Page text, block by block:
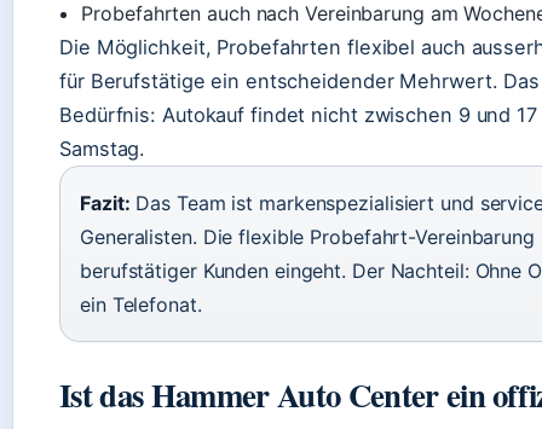
Probefahrten auch nach Vereinbarung am
Die Möglichkeit, Probefahrten flexibel auch
für Berufstätige ein entscheidender Mehrwert.
Bedürfnis: Autokauf findet nicht zwischen 9 und
Samstag.
Fazit: Das Team ist markenspezialisiert und
Generalisten. Die flexible Probefahrt-
berufstätiger Kunden eingeht. Der Nachteil: Ohne
ein Telefonat.
Ist das Hammer Auto Center ein